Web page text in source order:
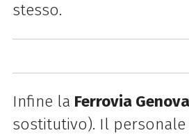
stesso.
Infine la Ferrovia
sostitutivo). Il personale